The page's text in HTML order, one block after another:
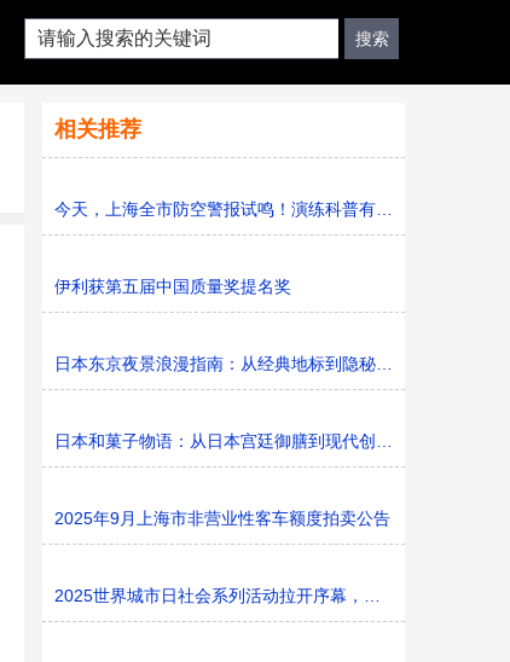
相关推荐
今天，上海全市防空警报试鸣！演练科普有序进行，人防意
伊利获第五届中国质量奖提名奖
日本东京夜景浪漫指南：从经典地标到隐秘胜地
日本和菓子物语：从日本宫廷御膳到现代创新的甜蜜传承
2025年9月上海市非营业性客车额度拍卖公告
2025世界城市日社会系列活动拉开序幕，探寻社区花园里的